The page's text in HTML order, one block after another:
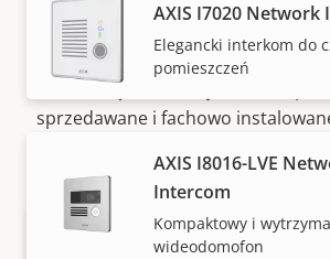
AXIS I7020 Network
Elegancki interkom do
pomieszczeń
AXIS I8016-LVE
Intercom
Kompaktowy i
wideodomofon
Jak kupić
Rozwiązania i indywidualne
sprzedawane i fachowo